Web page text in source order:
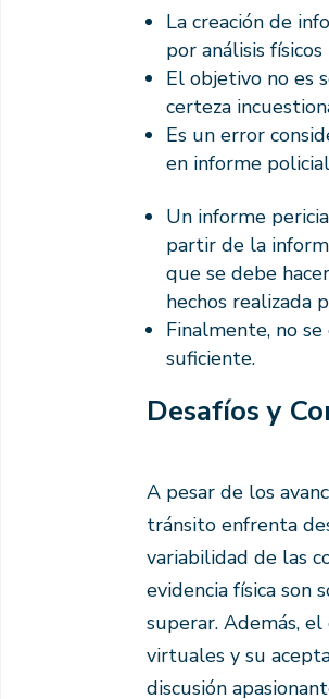
La creación de
por análisis
El objetivo no es
certeza
Es un error
en informe
Un informe
partir de la
que se debe
hechos realizada
Finalmente, no
suficiente.
Desafíos y
A pesar de los
tránsito enfrenta
variabilidad de las
evidencia física son
superar. Además,
virtuales y su
discusión